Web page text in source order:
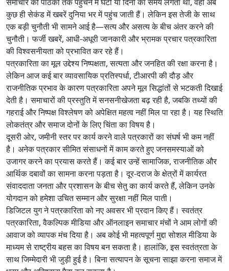
कुछ ही सेकंड में खबरें दुनिया भर में पहुंच जाती हैं। लेकिन इस तेजी के साथ
एक बड़ी चुनौती भी सामने आई है—सत्य और असत्य के बीच अंतर करने की
चुनौती। फर्जी खबरें, आधी-अधूरी जानकारी और भ्रामक प्रचार पत्रकारिता
की विश्वसनीयता को प्रभावित कर रहे हैं।
पत्रकारिता का मूल उद्देश्य निष्पक्षता, सत्यता और जनहित की रक्षा करना है।
लेकिन आज कई बार व्यावसायिक प्रतिस्पर्धा, टीआरपी की दौड़ और
राजनीतिक प्रभाव के कारण पत्रकारिता अपने मूल सिद्धांतों से भटकती दिखाई
देती है। समाचारों की प्रस्तुति में सनसनीखेजता बढ़ रही है, जबकि तथ्यों की
गहराई और निष्पक्ष विश्लेषण को अपेक्षित महत्व नहीं मिल पा रहा है। यह स्थिति
लोकतंत्र और समाज दोनों के लिए चिंता का विषय है।
दूसरी ओर, जमीनी स्तर पर कार्य करने वाले पत्रकारों का संघर्ष भी कम नहीं
है। अनेक पत्रकार सीमित संसाधनों में काम करते हुए जनसमस्याओं को
उजागर करने का प्रयास करते हैं। कई बार उन्हें सामाजिक, राजनीतिक और
आर्थिक दबावों का सामना करना पड़ता है। दूर-दराज के क्षेत्रों में कार्यरत
संवाददाता जनता और प्रशासन के बीच सेतु का कार्य करते हैं, लेकिन उनके
योगदान को हमेशा उचित सम्मान और सुरक्षा नहीं मिल पाती।
डिजिटल युग ने पत्रकारिता को नए अवसर भी प्रदान किए हैं। स्वतंत्र
पत्रकारिता, वैकल्पिक मीडिया और ऑनलाइन समाचार मंचों ने आम लोगों की
आवाज को व्यापक मंच दिया है। अब कोई भी महत्वपूर्ण मुद्दा सोशल मीडिया के
माध्यम से राष्ट्रीय बहस का विषय बन सकता है। हालांकि, इस स्वतंत्रता के
साथ जिम्मेदारी भी जुड़ी हुई है। बिना सत्यापन के सूचना साझा करना समाज में